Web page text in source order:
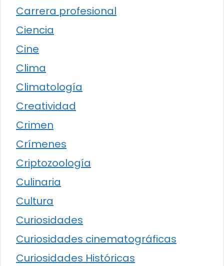
Carrera profesional
Ciencia
Cine
Clima
Climatología
Creatividad
Crimen
Crímenes
Criptozoología
Culinaria
Cultura
Curiosidades
Curiosidades cinematográficas
Curiosidades Históricas